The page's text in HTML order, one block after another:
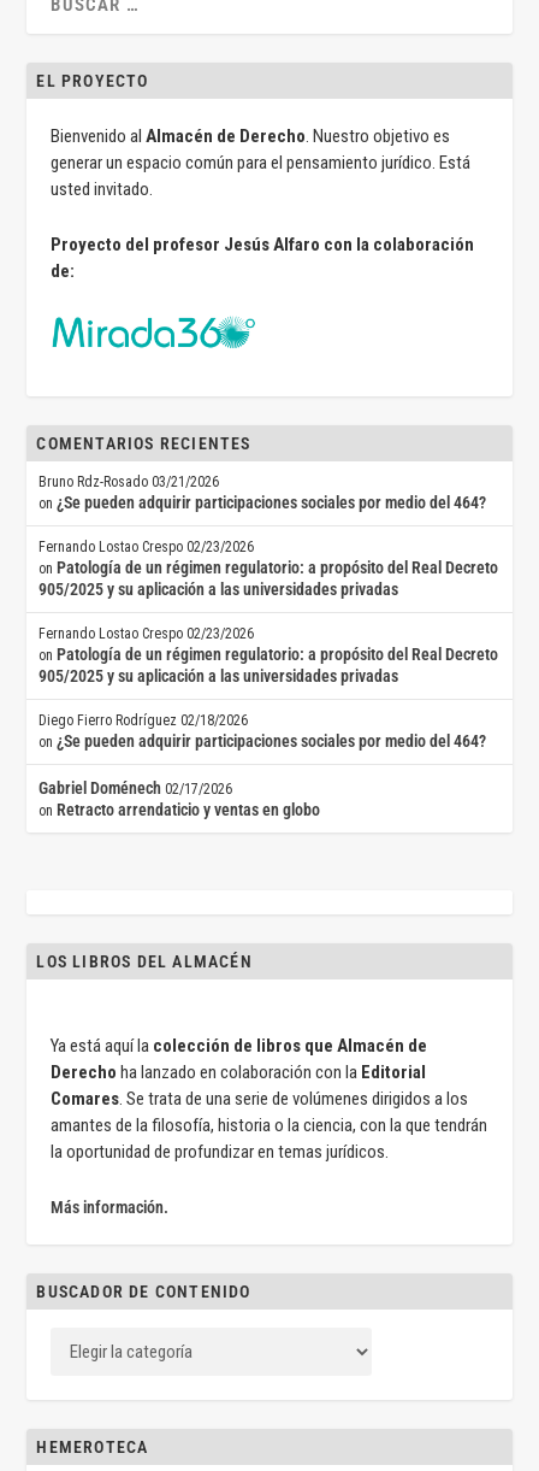
EL PROYECTO
Bienvenido alAlmacén de Derecho. Nuestro objetivo es
generar un espacio común para el pensamiento jurídico. Está
usted invitado.
Proyecto del profesor Jesús Alfaro con la colaboración
de:
COMENTARIOS RECIENTES
Bruno Rdz-Rosado 03/21/2026
on¿Se pueden adquirir participaciones sociales por medio del 464?
Fernando Lostao Crespo 02/23/2026
on Patología de un régimen regulatorio: a propósito del Real Decreto
905/2025 y su aplicación a las universidades privadas
Fernando Lostao Crespo 02/23/2026
on Patología de un régimen regulatorio: a propósito del Real Decreto
905/2025 y su aplicación a las universidades privadas
Diego Fierro Rodríguez 02/18/2026
on¿Se pueden adquirir participaciones sociales por medio del 464?
Gabriel Doménech 02/17/2026
on Retracto arrendaticio y ventas en globo
LOS LIBROS DEL ALMACÉN
Ya está aquí la colección de libros que Almacén de
Derecho ha lanzado en colaboración con la Editorial
Comares. Se trata de una serie de volúmenes dirigidos a los
amantes de la filosofía, historia o la ciencia, con la que tendrán
la oportunidad de profundizar en temas jurídicos.
Más información.
BUSCADOR DE CONTENIDO
HEMEROTECA